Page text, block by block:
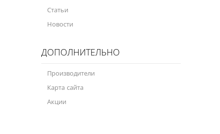
Статьи
Новости
ДОПОЛНИТЕЛЬНО
Производители
Карта сайта
Акции